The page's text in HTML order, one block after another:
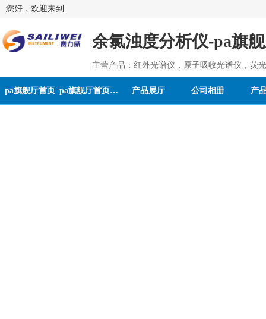
您好，欢迎来到
余氯浊度分析仪-pa旗
主营产品：红外光谱仪，原子吸收光谱仪，荧
pa旗舰厅首页 pa旗舰厅首页的介绍 产品展厅 公司相册 产